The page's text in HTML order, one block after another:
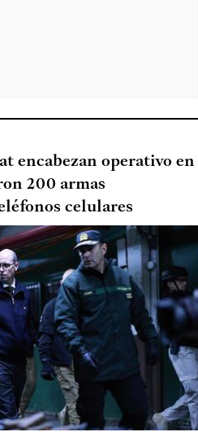
encabezan operativo en
200 armas
celulares